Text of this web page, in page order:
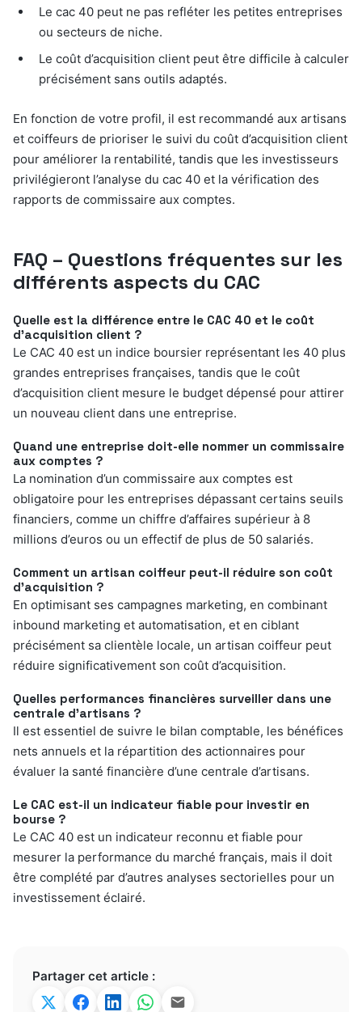
Le cac 40 peut ne pas refléter les petites entreprises
ou secteurs de niche.
Le coût d’acquisition client peut être difficile à calculer
précisément sans outils adaptés.
En fonction de votre profil, il est recommandé aux artisans
et coiffeurs de prioriser le suivi du coût d’acquisition client
pour améliorer la rentabilité, tandis que les investisseurs
privilégieront l’analyse du cac 40 et la vérification des
rapports de commissaire aux comptes.
FAQ – Questions fréquentes sur les
différents aspects du CAC
Quelle est la différence entre le CAC 40 et le coût
d’acquisition client ?
Le CAC 40 est un indice boursier représentant les 40 plus
grandes entreprises françaises, tandis que le coût
d’acquisition client mesure le budget dépensé pour attirer
un nouveau client dans une entreprise.
Quand une entreprise doit-elle nommer un commissaire
aux comptes ?
La nomination d’un commissaire aux comptes est
obligatoire pour les entreprises dépassant certains seuils
financiers, comme un chiffre d’affaires supérieur à 8
millions d’euros ou un effectif de plus de 50 salariés.
Comment un artisan coiffeur peut-il réduire son coût
d’acquisition ?
En optimisant ses campagnes marketing, en combinant
inbound marketing et automatisation, et en ciblant
précisément sa clientèle locale, un artisan coiffeur peut
réduire significativement son coût d’acquisition.
Quelles performances financières surveiller dans une
centrale d’artisans ?
Il est essentiel de suivre le bilan comptable, les bénéfices
nets annuels et la répartition des actionnaires pour
évaluer la santé financière d’une centrale d’artisans.
Le CAC est-il un indicateur fiable pour investir en
bourse ?
Le CAC 40 est un indicateur reconnu et fiable pour
mesurer la performance du marché français, mais il doit
être complété par d’autres analyses sectorielles pour un
investissement éclairé.
Partager cet article :